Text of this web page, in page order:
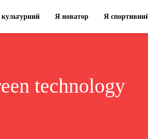
Я новатор Я
technology